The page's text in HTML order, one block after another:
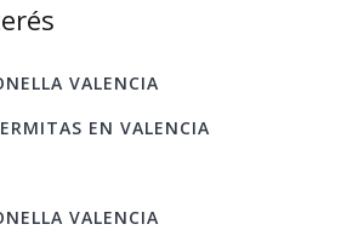
VALENCIA
EN VALENCIA
VALENCIA